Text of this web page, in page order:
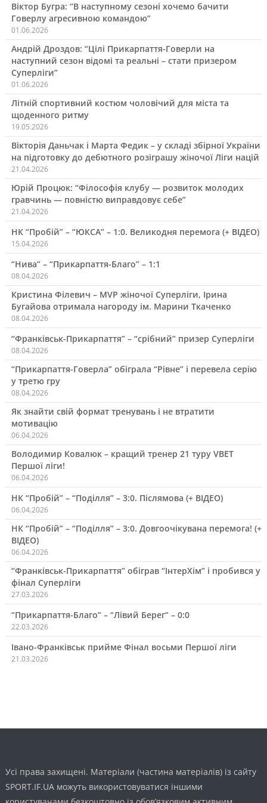
Віктор Бугра: “В наступному сезоні хочемо бачити
Говерлу агресивною командою”
01.06.2026
Андрій Дроздов: “Цілі Прикарпаття-Говерли на
наступний сезон відомі та реальні – стати призером
Суперліги”
01.06.2026
Літній спортивний костюм чоловічий для міста та
щоденного ритму
19.05.2026
Вікторія Даньчак і Марта Федик – у складі збірної України
на підготовку до дебютного розіграшу жіночої Ліги націй
21.04.2026
Юрій Процюк: “Філософія клубу — розвиток молодих
гравчинь — повністю виправдовує себе”
21.04.2026
НК “Пробій” – “ЮКСА” – 1:0. Великодня перемога (+ ВІДЕО)
15.04.2026
“Нива” – “Прикарпаття-Благо” – 1:1
08.04.2026
Кристина Філевич – MVP жіночої Суперліги, Ірина
Бугайова отримала нагороду ім. Марини Ткаченко
08.04.2026
“Франківськ-Прикарпаття” – “срібний” призер Суперліги
08.04.2026
“Прикарпаття-Говерла” обіграла “Рівне” і перевела серію
у третю гру
08.04.2026
Як знайти свій формат тренувань і не втратити
мотивацію
06.04.2026
Володимир Ковалюк – кращий тренер 21 туру VBET
Першої ліги!
06.04.2026
НК “Пробій” – “Поділля” – 3:0. Післямова (+ ВІДЕО)
06.04.2026
НК “Пробій” – “Поділля” – 3:0. Довгоочікувана перемога! (+
ВІДЕО)
06.04.2026
“Франківськ-Прикарпаття” обіграв “ІнтерХім” і пробився у
фінал Суперліги
27.03.2026
“Прикарпаття-Благо” – “Лівий Берег” – 0:0
22.03.2026
Івано-Франківськ прийме Фінал восьми Першої ліги
21.03.2026
Усі права захищені. Матеріали (частина матеріалів) із сайту
SPORT.IF.UA можуть використовуватися іншими